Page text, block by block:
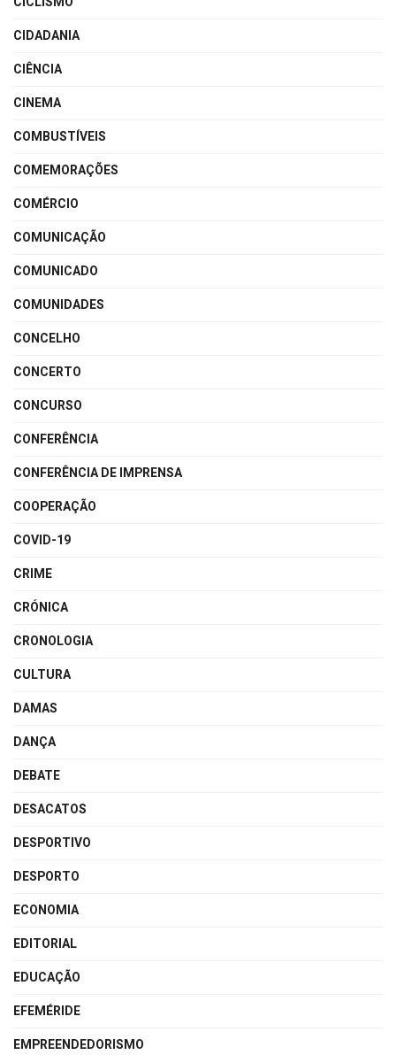
CIDADANIA
CIÊNCIA
CINEMA
COMBUSTÍVEIS
COMEMORAÇÕES
COMÉRCIO
COMUNICAÇÃO
COMUNICADO
COMUNIDADES
CONCELHO
CONCERTO
CONCURSO
CONFERÊNCIA
CONFERÊNCIA DE IMPRENSA
COOPERAÇÃO
COVID-19
CRIME
CRÓNICA
CRONOLOGIA
CULTURA
DAMAS
DANÇA
DEBATE
DESACATOS
DESPORTIVO
DESPORTO
ECONOMIA
EDITORIAL
EDUCAÇÃO
EFEMÉRIDE
EMPREENDEDORISMO